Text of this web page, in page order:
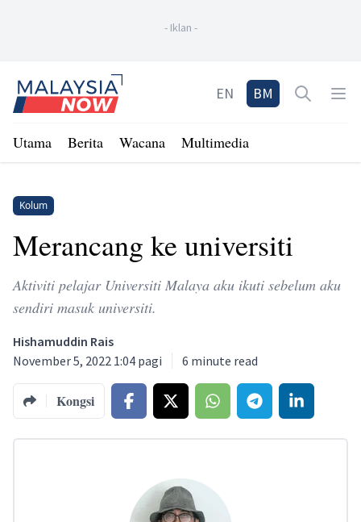
- Iklan -
Home
EN BM Open
Utama Berita Wacana Multimedia
Kolum
Merancang ke universiti
Aktiviti pelajar Universiti Malaya aku ikuti sebelum aku
sendiri masuk universiti.
Hishamuddin Rais
November 5, 2022 1:04 pagi
6 minute read
Kongsi